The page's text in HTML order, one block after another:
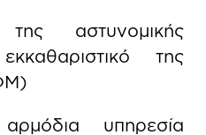
αστυνομικής
της
υπηρεσία